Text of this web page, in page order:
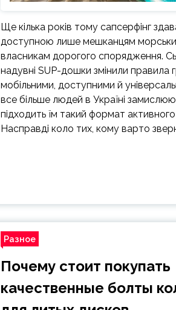
Ще кілька років тому сапсерфінг
доступною лише мешканцям
власникам дорогого спорядження.
надувні SUP-дошки змінили правила
мобільними, доступними й
все більше людей в Україні
підходить їм такий формат активного
Насправді коло тих, кому варто
Разное
Почему стоит покупать
качественные болты